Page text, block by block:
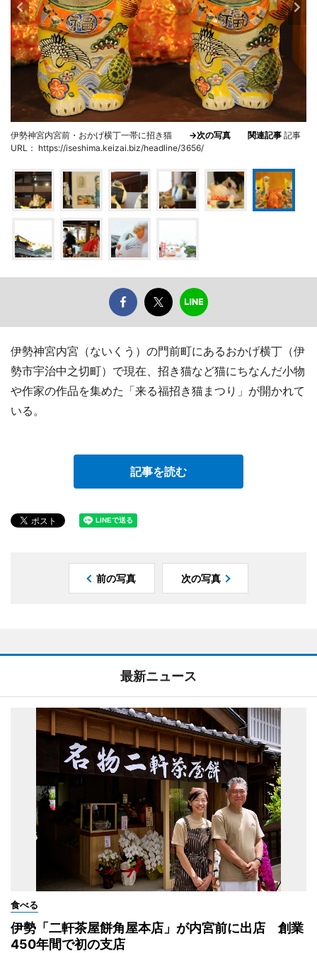
伊勢神宮内宮前・おかげ横丁一帯に招き猫 →次の写真 関連記事 記事
URL： https://iseshima.keizai.biz/headline/3656/
伊勢神宮内宮（ないくう）の門前町にあるおかげ横丁（伊
勢市宇治中之切町）で現在、招き猫など猫にちなんだ小物
や作家の作品を集めた「来る福招き猫まつり」が開かれて
いる。
記事を読む
前の写真 次の写真
最新ニュース
食べる
伊勢「二軒茶屋餅角屋本店」が内宮前に出店 創業
450年間で初の支店